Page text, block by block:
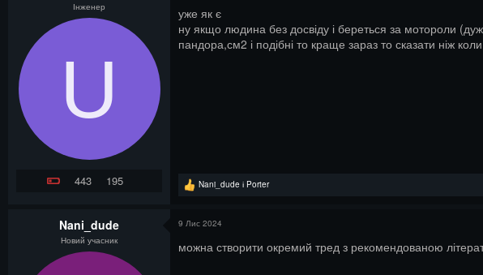
Інженер
U
443 195
уже як є
ну якщо людина без досвіду і береться за мотороли
пандора,см2 і подібні то краще зараз то сказати ніж
Р
ц
ї
Nani_dude і Porter
Nani_dude
Новий учасник
9 Лис 2024
можна створити окремий тред з рекомендованою